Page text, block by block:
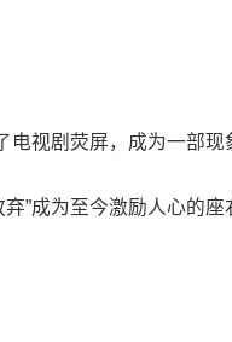
视剧荧屏，成为一部现
”成为至今激励人心的座